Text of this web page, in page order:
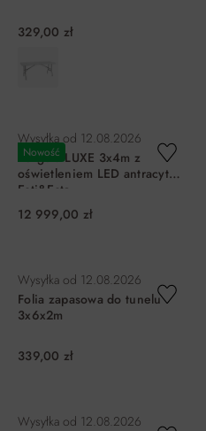
329,00 zł
Nowość
Wysyłka od 12.08.2026
Pergola LUXE 3x4m z
oświetleniem LED antracyt
Esti&Esta
12 999,00 zł
Wysyłka od 12.08.2026
Folia zapasowa do tunelu
3x6x2m
339,00 zł
Wysyłka od 12.08.2026